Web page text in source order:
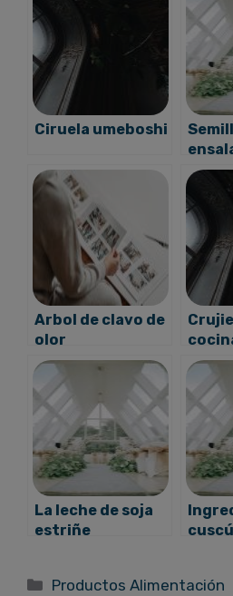
Ciruela umeboshi
Arbol de clavo de
olor
La leche de soja
estriñe
Categorías
Productos Alimentación